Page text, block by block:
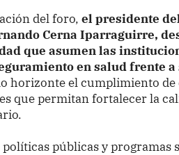
del foro, el presidente
Cerna Iparraguirre,
que asumen las
en salud frente
horizonte el cumplimiento de
que permitan fortalecer la
públicas y programas